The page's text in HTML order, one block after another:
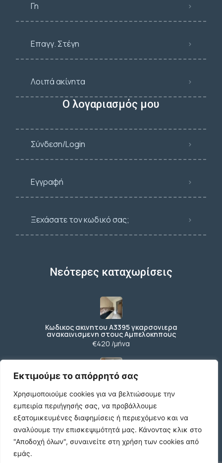
Εκτιμούμε το απόρρητό σας
Χρησιμοποιούμε cookies για να βελτιώσουμε την
εμπειρία περιήγησής σας, να προβάλλουμε
εξατομικευμένες διαφημίσεις ή περιεχόμενο και να
αναλύουμε την επισκεψιμότητά μας. Κάνοντας κλικ στο
"Αποδοχή όλων", συναινείτε στη χρήση των cookies από
εμάς.
Γη
Επαγγ. Στέγη
Λοιπά ακίνητα
Ο λογαριασμός μου
Σύνδεση/Login
Εγγραφή
Ξεχάσατε τον κωδικό σας;
Νεότερες καταχωρίσεις
Κωδικος ακινητου Α3395 γκαρσονιερα
ανακαινισμενη στους Αμπελοκηπους
€420 /μήνα
Αμπελοκηπους
€550 /μήνα
Κωδικος ακινητου 21490 διαμερισμα στην